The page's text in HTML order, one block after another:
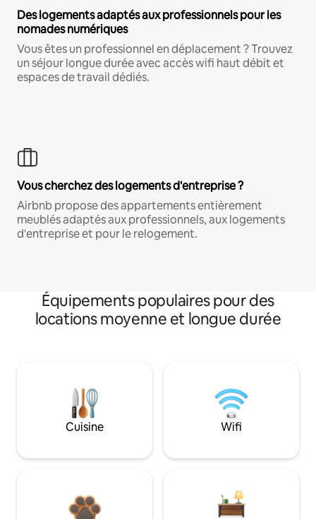
Des logements adaptés aux professionnels pour les
nomades numériques
Vous êtes un professionnel en déplacement ? Trouvez
un séjour longue durée avec accès wifi haut débit et
espaces de travail dédiés.
Vous cherchez des logements d'entreprise ?
Airbnb propose des appartements entièrement
meublés adaptés aux professionnels, aux logements
d'entreprise et pour le relogement.
Équipements populaires pour des
locations moyenne et longue durée
Cuisine Wifi